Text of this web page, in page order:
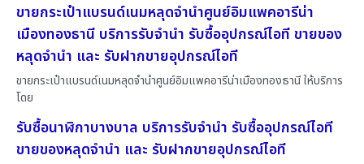
ขายกระเป๋าแบรนด์เนมหลุดจำนำศูนย์อิมแพคอารีน่า
เมืองทองธานี บริการรับจำนำ รับซื้ออุปกรณ์ไอที ขายของ
หลุดจำนำ และ รับฝากขายอุปกรณ์ไอที
ขายกระเป๋าแบรนด์เนมหลุดจำนำศูนย์อิมแพคอารีน่าเมืองทองธานี ให้บริการ
โดย
รับซื้อนาฬิกาบางบาล บริการรับจำนำ รับซื้ออุปกรณ์ไอที
ขายของหลุดจำนำ และ รับฝากขายอุปกรณ์ไอที